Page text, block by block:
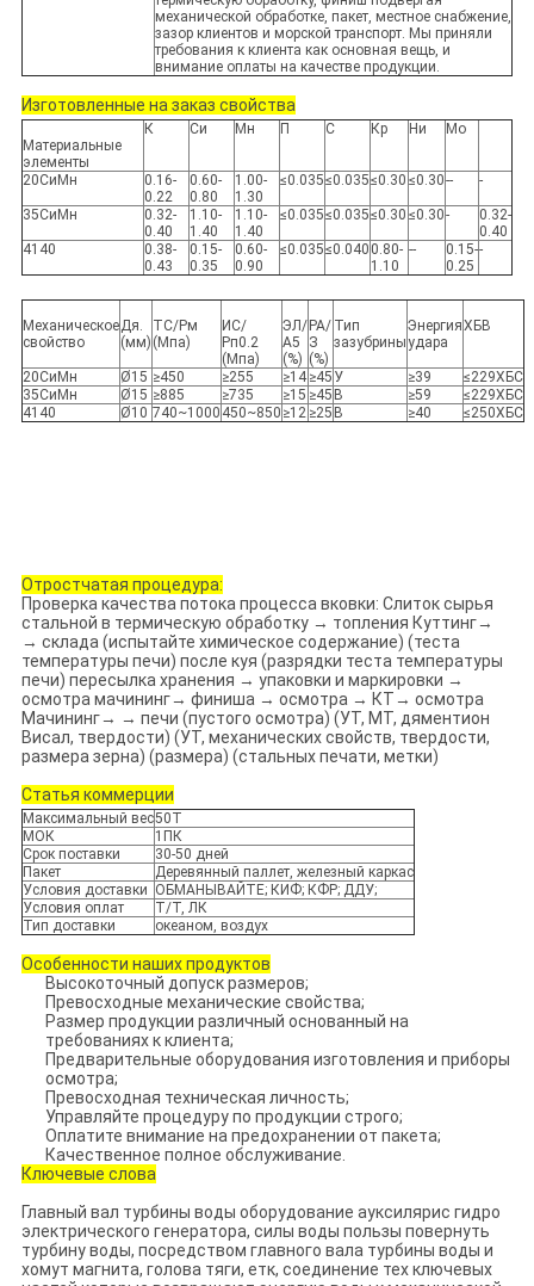
механической обработке, пакет, местное снабжение,
зазор клиентов и морской транспорт. Мы приняли
требования к клиента как основная вещь, и
внимание оплаты на качестве продукции.
Изготовленные на заказ свойства
Материальные
элементы
К Си Мн П С Кр Ни Мо
20СиМн
0.16-
0.22
0.60-
0.80
1.00-
1.30
≤0.035≤0.035≤0.30 ≤0.30-- -
35СиМн
0.32-
0.40
1.10-
1.40
1.10-
1.40
≤0.035≤0.035≤0.30 ≤0.30-
0.32-
0.40
4140
0.38-
0.43
0.15-
0.35
0.60-
0.90
≤0.035≤0.040 0.80-
1.10
--
0.15-
0.25
-
Механическое
свойство
Дя.
(мм)
ТС/Рм
(Мпа)
ИС/
Рп0.2
(Мпа)
ЭЛ/
А5
(%)
РА/
З
(%)
Тип
зазубрины
Энергия
удара
ХБВ
20СиМн Ø15 ≥450 ≥255 ≥14 ≥45 У ≥39
≤229ХБС
35СиМн
Ø15 ≥885 ≥735 ≥15 ≥45 В ≥59
≤229ХБС
4140
Ø10 740~1000 450~850 ≥12 ≥25 В ≥40 ≤250ХБС
Отростчатая процедура:
Проверка качества потока процесса вковки: Слиток сырья
стальной в термическую обработку → топления Куттинг→
→ склада (испытайте химическое содержание) (теста
температуры печи) после куя (разрядки теста температуры
печи) пересылка хранения → упаковки и маркировки →
осмотра мачининг→ финиша → осмотра → КТ→ осмотра
Мачининг→ → печи (пустого осмотра) (УТ, МТ, дяментион
Висал, твердости) (УТ, механических свойств, твердости,
размера зерна) (размера) (стальных печати, метки)
Статья коммерции
Максимальный вес50Т
МОК
1ПК
Срок поставки
30-50 дней
Пакет
Деревянный паллет, железный каркас
Условия доставки ОБМАНЫВАЙТЕ; КИФ; КФР; ДДУ;
Условия оплат
Т/Т, ЛК
Тип доставки
океаном, воздух
Особенности наших продуктов
Высокоточный допуск размеров;
Превосходные механические свойства;
Размер продукции различный основанный на
требованиях к клиента;
Предварительные оборудования изготовления и приборы
осмотра;
Превосходная техническая личность;
Управляйте процедуру по продукции строго;
Оплатите внимание на предохранении от пакета;
Качественное полное обслуживание.
Ключевые слова
Главный вал турбины воды оборудование ауксилярис гидро
электрического генератора, силы воды пользы повернуть
турбину воды, посредством главного вала турбины воды и
хомут магнита, голова тяги, етк, соединение тех ключевых